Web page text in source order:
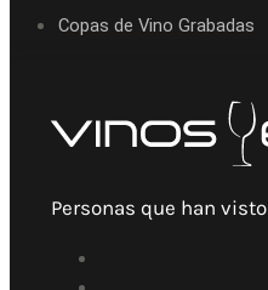
Copas de Vino Grabadas
Personas que han